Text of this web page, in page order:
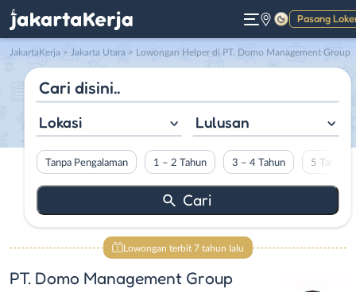
Pasang
Gelap
JakartaKerja > Jakarta Utara > Lowongan Helper di PT. Domo Management Group
Lokasi Lulusan
Tanpa Pengalaman 1 – 2 Tahun 3 – 4 Tahun 5 Tahun
Lowongan terbit 7 tahun lalu
PT. Domo Management Group